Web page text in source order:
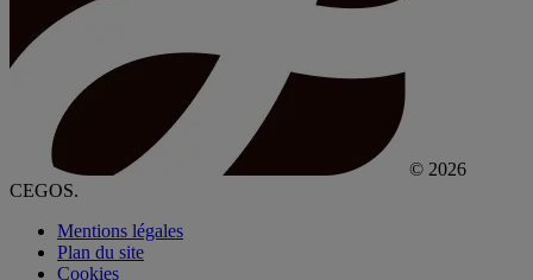
© 2026
CEGOS.
Mentions légales
Plan du site
Cookies